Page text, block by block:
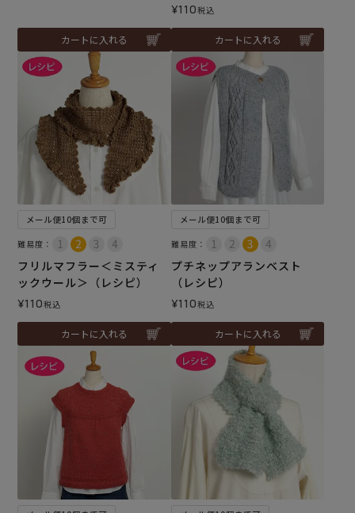
カートに入れる
¥110税込
カートに入れる
メール便10個まで可
難易度：
フリルマフラー＜ミスティ
ックウール＞（レシピ）
¥110税込
カートに入れる
メール便10個まで可
難易度：
プチネップアランベスト
（レシピ）
¥110税込
カートに入れる